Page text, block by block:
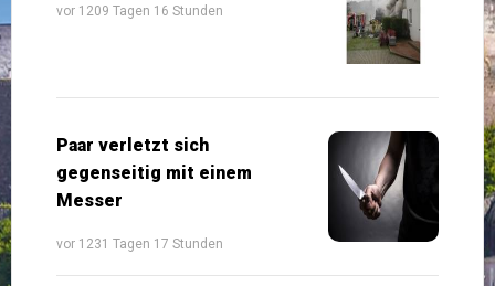
vor 1209 Tagen 16 Stunden
Paar verletzt sich
gegenseitig mit einem
Messer
vor 1231 Tagen 17 Stunden